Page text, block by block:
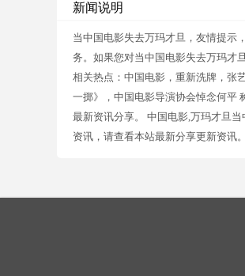
新闻说明
当中国电影失去万玛才旦，友情提示
务。如果您对当中国电影失去万玛才
相关热点：中国电影，重新洗牌，张
一掷》，中国电影导演协会悼念何平
最新资讯分享。 中国电影,万玛才旦
资讯，请查看本站最新分享更新资讯